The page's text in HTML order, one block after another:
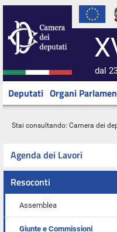
dal
Deputati Organi
Stai consultando: Camera dei
Agenda dei Lavori
Resoconti
Assemblea
Giunte e Commissioni